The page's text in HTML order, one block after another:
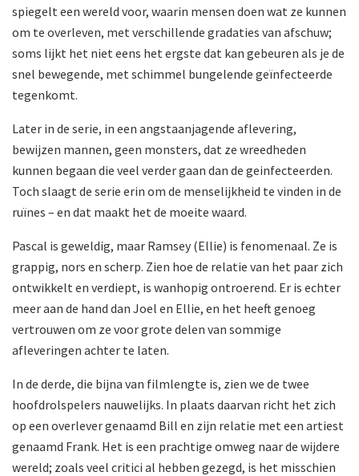
spiegelt een wereld voor, waarin mensen doen wat ze kunnen
om te overleven, met verschillende gradaties van afschuw;
soms lijkt het niet eens het ergste dat kan gebeuren als je de
snel bewegende, met schimmel bungelende geïnfecteerde
tegenkomt.
Later in de serie, in een angstaanjagende aflevering,
bewijzen mannen, geen monsters, dat ze wreedheden
kunnen begaan die veel verder gaan dan de geinfecteerden.
Toch slaagt de serie erin om de menselijkheid te vinden in de
ruïnes – en dat maakt het de moeite waard.
Pascal is geweldig, maar Ramsey (Ellie) is fenomenaal. Ze is
grappig, nors en scherp. Zien hoe de relatie van het paar zich
ontwikkelt en verdiept, is wanhopig ontroerend. Er is echter
meer aan de hand dan Joel en Ellie, en het heeft genoeg
vertrouwen om ze voor grote delen van sommige
afleveringen achter te laten.
In de derde, die bijna van filmlengte is, zien we de twee
hoofdrolspelers nauwelijks. In plaats daarvan richt het zich
op een overlever genaamd Bill en zijn relatie met een artiest
genaamd Frank. Het is een prachtige omweg naar de wijdere
wereld; zoals veel critici al hebben gezegd, is het misschien